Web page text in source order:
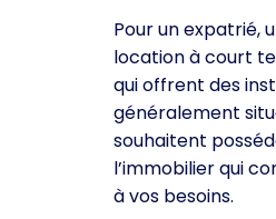
Pour un expatrié,
location à court
qui offrent des
généralement
souhaitent
l’immobilier qui
à vos besoins.